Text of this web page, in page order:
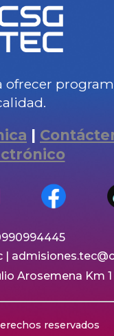
|
|
Arosemena Km
reservados